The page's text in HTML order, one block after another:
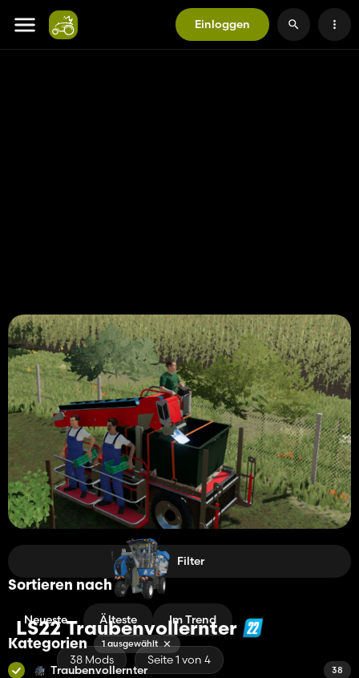
Einloggen
LS22 Traubenvollernter
38 Mods Seite 1 von 4
Filter
Sortieren nach
Neueste Älteste Im Trend
Kategorien 1 ausgewählt
Traubenvollernter 38